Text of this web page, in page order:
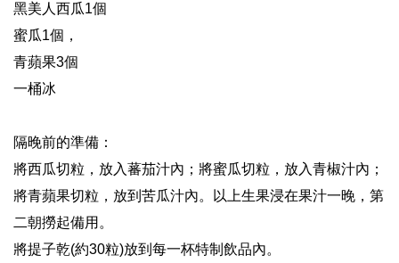
黑美人西瓜1個
蜜瓜1個，
青蘋果3個
一桶冰
隔晚前的準備：
將西瓜切粒，放入蕃茄汁內；將蜜瓜切粒，放入青椒汁內；
將青蘋果切粒，放到苦瓜汁內。以上生果浸在果汁一晚，第
二朝撈起備用。
將提子乾(約30粒)放到每一杯特制飲品內。